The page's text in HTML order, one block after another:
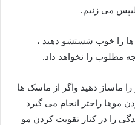
می زنیم.
ریشه ها را خوب شستشو دهید ،
مطلوب را نخواهد داد.
با محلول نرم کننده٬ سر را ماساز دهید واگر از ماسک ها
کار صاف کردن موها راحتر انجام می گیرد
را در کنار تقویت کردن مو